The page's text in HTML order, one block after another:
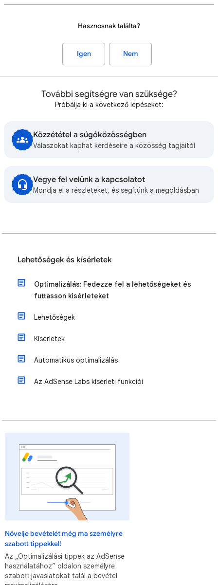
Hasznosnak találta?
Igen Nem
További segítségre van szüksége?
Próbálja ki a következő lépéseket:
Közzététel a súgóközösségben
Válaszokat kaphat kérdéseire a közösség tagjaitól
Vegye fel velünk a kapcsolatot
Mondja el a részleteket, és segítünk a megoldásban
Lehetőségek és kísérletek
Optimalizálás: Fedezze fel a lehetőségeket és
futtasson kísérleteket
Lehetőségek
Kísérletek
Automatikus optimalizálás
Az AdSense Labs kísérleti funkciói
Növelje bevételét még ma személyre
szabott tippekkel!
Az „Optimalizálási tippek az AdSense
használatához” oldalon személyre
szabott javaslatokat talál a bevétel